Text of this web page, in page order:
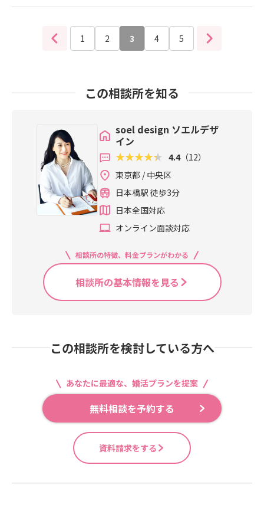
す。受付窓口でお受け取りになる時
（運転免許証・パスポートなど）・
発行手数料は？1通300円前後です・
取り寄せ可能、役所のホームページ
7月からIBJで「独身証明書取得代行
サービス」が始まりました。面倒な
手続きはなく、オンラインで完結、
簡単お手軽に取得が可能になったよ
うです。日本全国どこでも対応可会
員様には通常料金定価3,600円⇒IBJ
限定価格：1通2,600円（税込） で対
応できるようになったとのこと■お
問合せはこちらから https://soel-d.c
ズ、その時に婚約指輪を準備した
い！ との、熱い想いをうけてお手伝
いしてきましたー♪男性はジュエリ
（行き慣れている、と言うのも少々
複雑ですが＾＾；）好きな女性の為
ちゃんと渡したいと、お考えだった
会員様きっとお相手の女性には一生
の思い出になるからぜひ、じゃじゃ
と渡してください。と、あまりにワ
クワクで効果音ばかりの私でしたが
＾＾；会員様の大切な日のお手伝い
分でした。訪れたのは、銀座ダイヤ
算とご希望にあわせて丁寧に対応し
てくださり、クオリティー高い美し
い一粒のダイヤモンドと「出逢い」
ました。銀座ダイヤモンドシライシ
お求めにご優待していますので、ぜ
いものをお求めやすくご提供できる
ようにサポートしています。さぁ、
会員様には成婚退会まであと少し、
1 2 3 4 5
この相談所を知る
soel design ソエルデザ
イン
4.4（12）
東京都 / 中央区
日本橋駅 徒歩3分
日本全国対応
オンライン面談対応
相談所の特徴、料金プランがわかる
相談所の基本情報を見る
この相談所を検討している方へ
あなたに最適な、婚活プランを提案
無料相談を予約する
資料請求をする